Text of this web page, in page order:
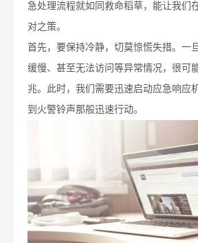
急处理流程就如同救命稻草，能让我们
对之策。
首先，要保持冷静，切莫惊慌失措。一
缓慢、甚至无法访问等异常情况，很可
兆。此时，我们需要迅速启动应急响应
到火警铃声那般迅速行动。